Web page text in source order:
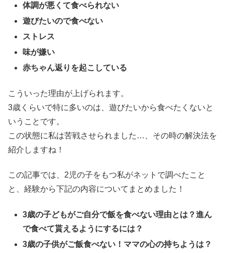
体調が悪くて食べられない
遊びたいので食べない
ストレス
味が嫌い
赤ちゃん返りを起こしている
こういった理由が上げられます。
3歳くらいで特に多いのは、遊びたいから食べたくないと
いうことです。
この状態に私は苦戦させられました…、その時の解決法を
紹介しますね！
この記事では、2児の子をもつ私がネットで調べたこと
と、経験から下記の内容についてまとめました！
3歳の子どもがご自分で飯を食べない理由とは？進ん
で食べて貰えるようにするには？
3歳の子供がご飯食べない！ママの心の持ちようは？